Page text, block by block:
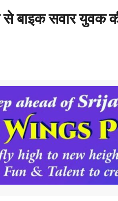
बाइक सवार युवक